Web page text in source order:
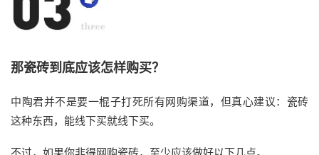
那瓷砖到底应该怎样购买？
中陶君并不是要一棍子打死所有网购渠道，但真心建议：瓷砖
这种东西，能线下买就线下买。
不过， 如果你非得网购瓷砖，至少应该做好以下几点。